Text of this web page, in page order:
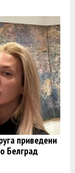
приведени
Белград